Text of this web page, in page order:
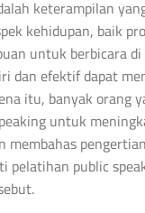
keterampilan
kehidupan, baik
untuk berbicara
dan efektif dapat
itu, banyak orang
untuk
pelatihan public